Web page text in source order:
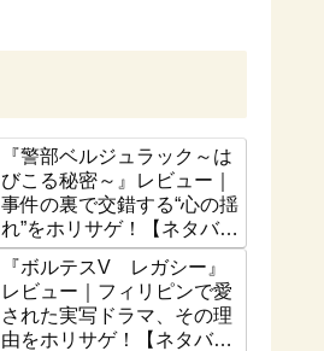
『警部ベルジュラック～は
びこる秘密～』レビュー｜
事件の裏で交錯する“心の揺
れ”をホリサゲ！【ネタバレ
控えめ】
『ボルテスV レガシー』
レビュー｜フィリピンで愛
された実写ドラマ、その理
由をホリサゲ！【ネタバレ